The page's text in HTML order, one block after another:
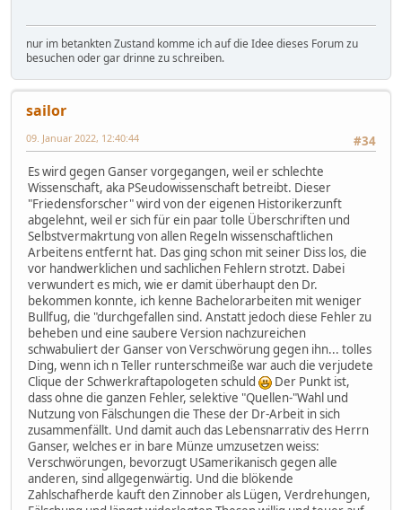
nur im betankten Zustand komme ich auf die Idee dieses Forum zu
besuchen oder gar drinne zu schreiben.
sailor
#34
09. Januar 2022, 12:40:44
Es wird gegen Ganser vorgegangen, weil er schlechte
Wissenschaft, aka PSeudowissenschaft betreibt. Dieser
"Friedensforscher" wird von der eigenen Historikerzunft
abgelehnt, weil er sich für ein paar tolle Überschriften und
Selbstvermakrtung von allen Regeln wissenschaftlichen
Arbeitens entfernt hat. Das ging schon mit seiner Diss los, die
vor handwerklichen und sachlichen Fehlern strotzt. Dabei
verwundert es mich, wie er damit überhaupt den Dr.
bekommen konnte, ich kenne Bachelorarbeiten mit weniger
Bullfug, die "durchgefallen sind. Anstatt jedoch diese Fehler zu
beheben und eine saubere Version nachzureichen
schwabuliert der Ganser von Verschwörung gegen ihn... tolles
Ding, wenn ich n Teller runterschmeiße war auch die verjudete
Clique der Schwerkraftapologeten schuld
Der Punkt ist,
dass ohne die ganzen Fehler, selektive "Quellen-"Wahl und
Nutzung von Fälschungen die These der Dr-Arbeit in sich
zusammenfällt. Und damit auch das Lebensnarrativ des Herrn
Ganser, welches er in bare Münze umzusetzen weiss:
Verschwörungen, bevorzugt USamerikanisch gegen alle
anderen, sind allgegenwärtig. Und die blökende
Zahlschafherde kauft den Zinnober als Lügen, Verdrehungen,